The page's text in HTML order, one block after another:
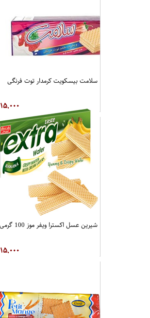
سلامت بیسکویت کرمدار توت فرنگی
۱۵,۰۰۰
شیرین عسل اکسترا ویفر موز 100 گرمی
۱۵,۰۰۰